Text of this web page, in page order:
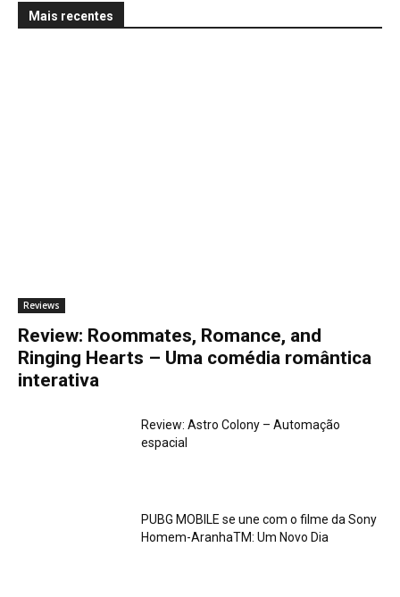
Mais recentes
Reviews
Review: Roommates, Romance, and
Ringing Hearts – Uma comédia romântica
interativa
Review: Astro Colony – Automação
espacial
PUBG MOBILE se une com o filme da Sony
Homem-AranhaTM: Um Novo Dia